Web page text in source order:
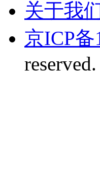
关于我
京ICP备
reserved.